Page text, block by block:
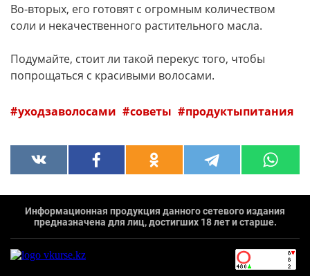
Во-вторых, его готовят с огромным количеством
соли и некачественного растительного масла.
Подумайте, стоит ли такой перекус того, чтобы
попрощаться с красивыми волосами.
уходзаволосами советы продуктыпитания
Информационная продукция данного сетевого издания
предназначена для лиц, достигших 18 лет и старше.